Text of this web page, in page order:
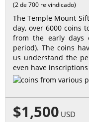
(2 de 700 reivindicado)
The Temple Mount
day, over 6000 coins
from the early days
period). The coins
us understand the
even have
$1,500 USD